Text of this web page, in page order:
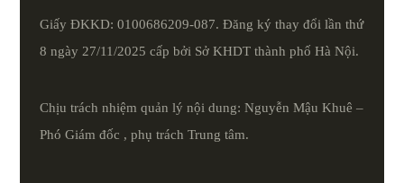
Giấy ĐKKD: 0100686209-087. Đăng ký thay đổi lần thứ
8 ngày 27/11/2025 cấp bởi Sở KHDT thành phố Hà Nội.
Chịu trách nhiệm quản lý nội dung: Nguyễn Mậu Khuê –
Phó Giám đốc , phụ trách Trung tâm.